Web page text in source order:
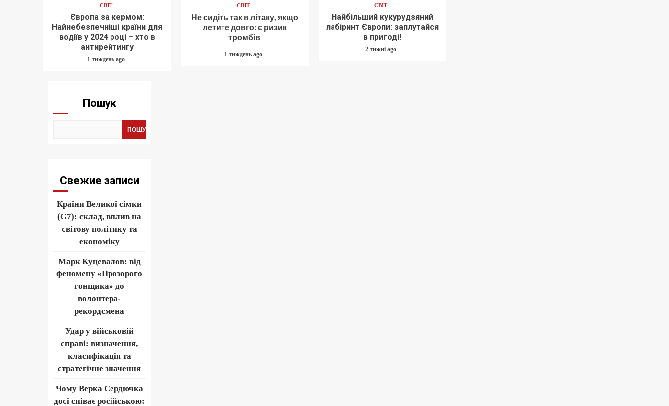
СВІТ
Європа за кермом:
Найнебезпечніші країни для
водіїв у 2024 році – хто в
антирейтингу
1 тиждень ago
СВІТ
Не сидіть так в літаку, якщо
летите довго: є ризик
тромбів
1 тиждень ago
СВІТ
Найбільший кукурудзяний
лабіринт Європи: заплутайся
в пригоді!
2 тижні ago
Пошук
ПОШУК
Свежие записи
Країни Великої сімки
(G7): склад, вплив на
світову політику та
економіку
Марк Куцевалов: від
феномену «Прозорого
гонщика» до
волонтера-
рекордсмена
Удар у військовій
справі: визначення,
класифікація та
стратегічне значення
Чому Верка Сердючка
досі співає російською: